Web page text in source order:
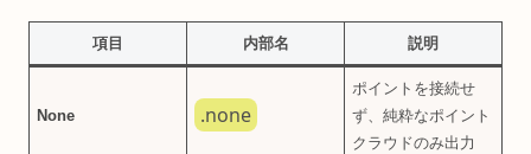
項目 内部名 説明
None .none
ポイントを接続せ
ず、純粋なポイント
クラウドのみ出力